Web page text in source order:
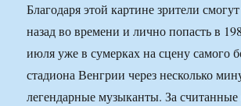
Благодаря этой картине зрители
назад во времени и лично попасть в
июля уже в сумерках на сцену самого
стадиона Венгрии через несколько
легендарные музыканты. За